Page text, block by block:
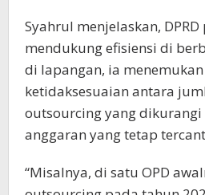
Syahrul menjelaskan,
mendukung efisiensi di
di lapangan, ia
ketidaksesuaian antara
outsourcing yang dikurangi
anggaran yang tetap
“Misalnya, di satu OPD